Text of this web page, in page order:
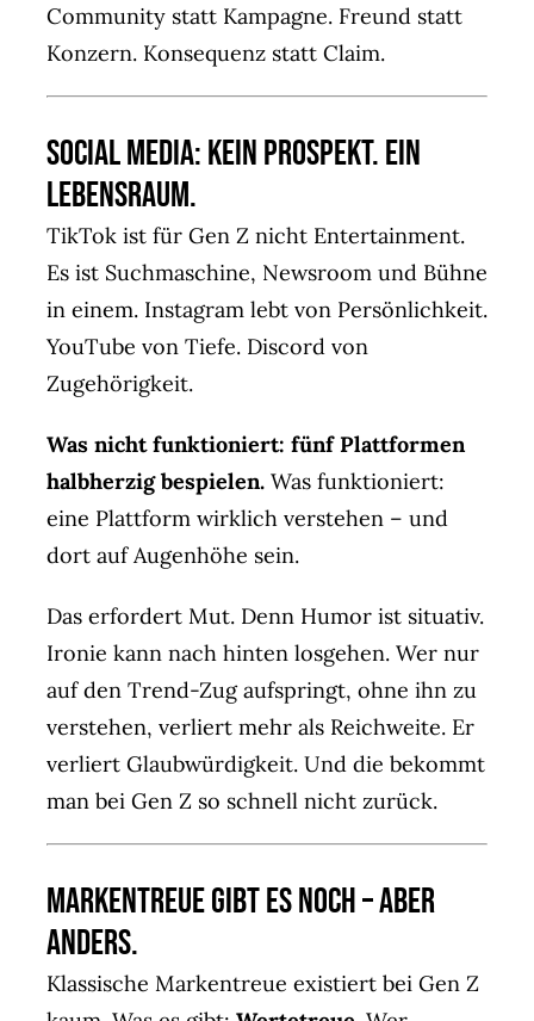
Community statt Kampagne. Freund statt
Konzern. Konsequenz statt Claim.
Social Media: Kein Prospekt. Ein
Lebensraum.
TikTok ist für Gen Z nicht Entertainment.
Es ist Suchmaschine, Newsroom und Bühne
in einem. Instagram lebt von Persönlichkeit.
YouTube von Tiefe. Discord von
Zugehörigkeit.
Was nicht funktioniert: fünf Plattformen
halbherzig bespielen.Was funktioniert:
eine Plattform wirklich verstehen – und
dort auf Augenhöhe sein.
Das erfordert Mut. Denn Humor ist situativ.
Ironie kann nach hinten losgehen. Wer nur
auf den Trend-Zug aufspringt, ohne ihn zu
verstehen, verliert mehr als Reichweite. Er
verliert Glaubwürdigkeit. Und die bekommt
man bei Gen Z so schnell nicht zurück.
Markentreue gibt es noch – aber
anders.
Klassische Markentreue existiert bei Gen Z